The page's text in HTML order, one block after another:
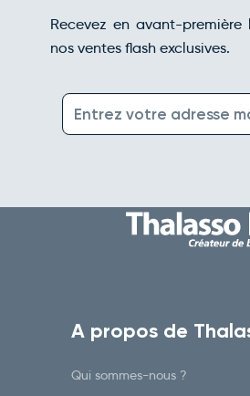
Recevez en avant-
nos ventes flash exclusives.
A propos de
Qui sommes-nous ?